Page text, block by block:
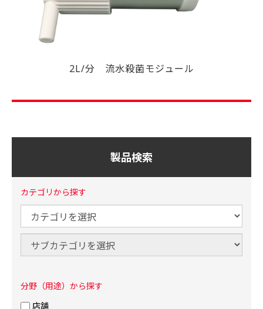
2L/分 流水殺菌モジュール
製品検索
カテゴリから探す
分野（用途）から探す
店舗